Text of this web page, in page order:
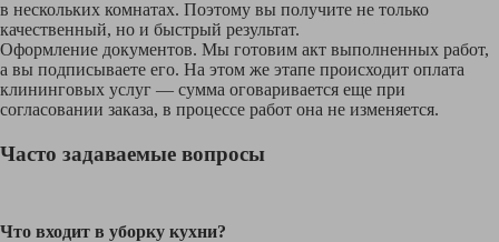
в нескольких комнатах. Поэтому вы получите не только
качественный, но и быстрый результат.
Оформление документов. Мы готовим акт выполненных работ,
а вы подписываете его. На этом же этапе происходит оплата
клининговых услуг — сумма оговаривается еще при
согласовании заказа, в процессе работ она не изменяется.
Часто задаваемые вопросы
Что входит в уборку кухни?